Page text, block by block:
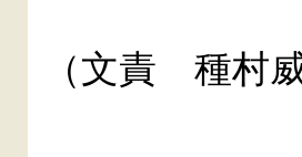
（文責 種村